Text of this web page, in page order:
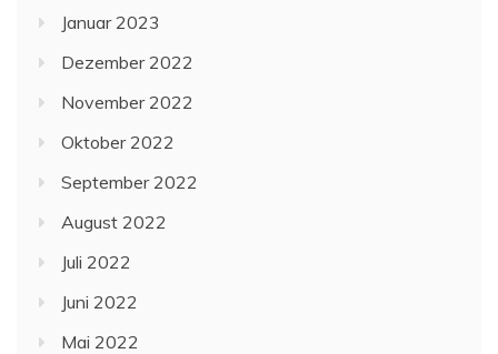
Januar 2023
Dezember 2022
November 2022
Oktober 2022
September 2022
August 2022
Juli 2022
Juni 2022
Mai 2022